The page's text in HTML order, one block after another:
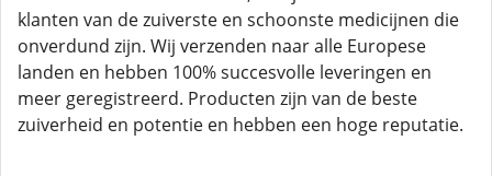
klanten van de zuiverste en schoonste medicijnen die
onverdund zijn. Wij verzenden naar alle Europese
landen en hebben 100% succesvolle leveringen en
meer geregistreerd. Producten zijn van de beste
zuiverheid en potentie en hebben een hoge reputatie.